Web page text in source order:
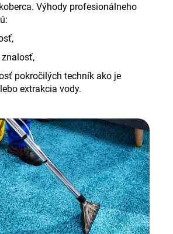
Výhody profesionálneho
techník ako je
extrakcia vody.